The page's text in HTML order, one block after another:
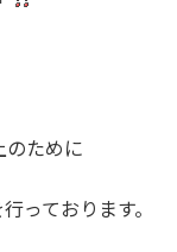
のために
っております。